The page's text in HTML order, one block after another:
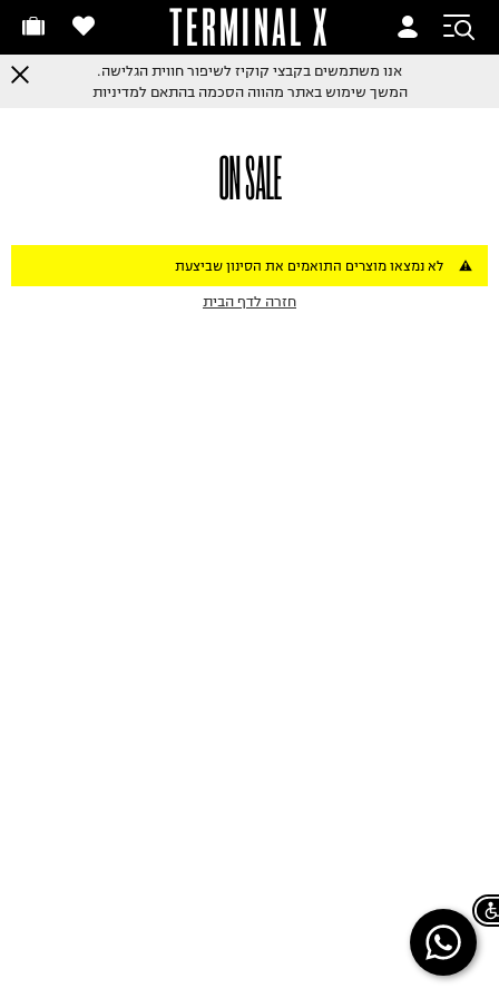
TERMINAL X
אנו משתמשים בקבצי קוקיז לשיפור חווית הגלישה.
המשך שימוש באתר מהווה הסכמה בהתאם למדיניות
ON SALE
לא נמצאו מוצרים התואמים את הסינון שביצעת
חזרה לדף הבית
Chat on WhatsApp